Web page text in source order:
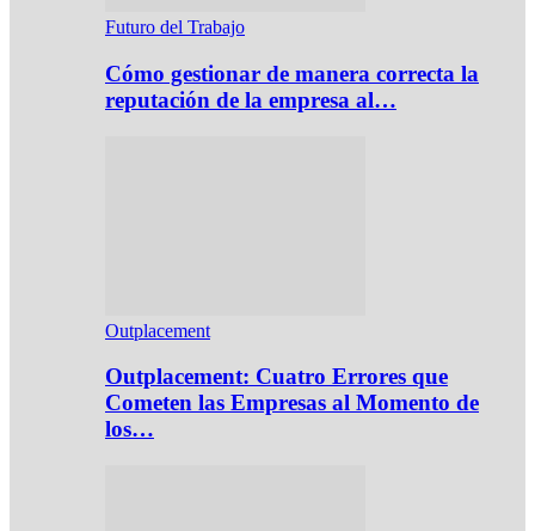
Futuro del Trabajo
Cómo gestionar de manera correcta la
reputación de la empresa al…
Outplacement
Outplacement: Cuatro Errores que
Cometen las Empresas al Momento de
los…